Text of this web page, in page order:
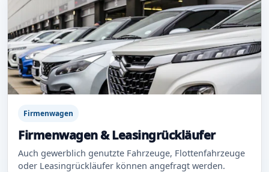
Firmenwagen
Firmenwagen & Leasingrückläufer
Auch gewerblich genutzte Fahrzeuge, Flottenfahrzeuge
oder Leasingrückläufer können angefragt werden.